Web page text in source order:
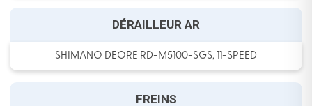
DÉRAILLEUR AR
SHIMANO DEORE RD-M5100-SGS, 11-SPEED
FREINS